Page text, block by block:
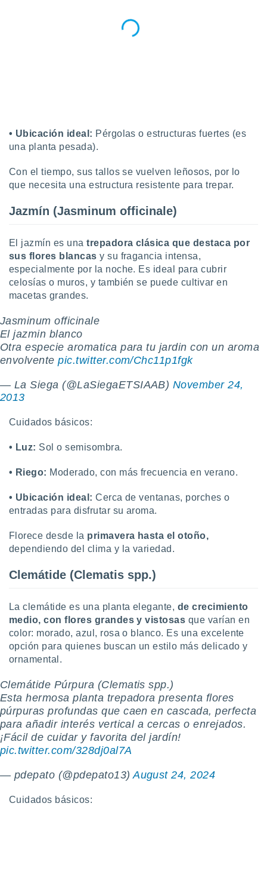
medir el
de la
del
de
de
de
uso de
con el
e
mediante
publicidad
publicidad
• Ubicación ideal: Pérgolas o estructuras fuertes (es
una planta pesada).
Con el tiempo, sus tallos se vuelven leñosos, por lo
que necesita una estructura resistente para trepar.
Jazmín (Jasminum officinale)
El jazmín es unatrepadora clásica que destaca por
sus flores blancasy su fragancia intensa,
especialmente por la noche. Es ideal para cubrir
celosías o muros, y también se puede cultivar en
macetas grandes.
Jasminum officinale
El jazmin blanco
Otra especie aromatica para tu jardin con un aroma
envolventepic.twitter.com/Chc11p1fgk
— La Siega (@LaSiegaETSIAAB) November 24,
2013
Cuidados básicos:
• Luz: Sol o semisombra.
• Riego: Moderado, con más frecuencia en verano.
• Ubicación ideal: Cerca de ventanas, porches o
entradas para disfrutar su aroma.
Florece desde la primavera hasta el otoño,
dependiendo del clima y la variedad.
Clemátide (Clematis spp.)
La clemátide es una planta elegante, de crecimiento
medio, con flores grandes y vistosas que varían en
color: morado, azul, rosa o blanco. Es una excelente
opción para quienes buscan un estilo más delicado y
ornamental.
Clemátide Púrpura (Clematis spp.)
Esta hermosa planta trepadora presenta flores
púrpuras profundas que caen en cascada, perfecta
para añadir interés vertical a cercas o enrejados.
¡Fácil de cuidar y favorita del jardín!
pic.twitter.com/328dj0al7A
— pdepato (@pdepato13)August 24, 2024
Cuidados básicos: